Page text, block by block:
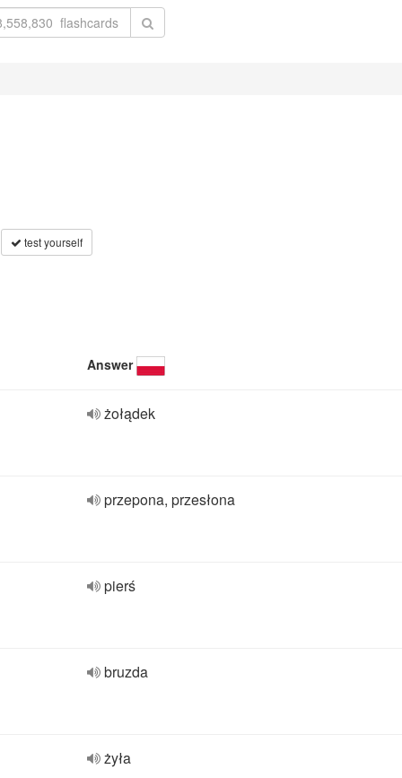
test yourself
Answer
żołądek
przepona, przesłona
pierś
bruzda
żyła